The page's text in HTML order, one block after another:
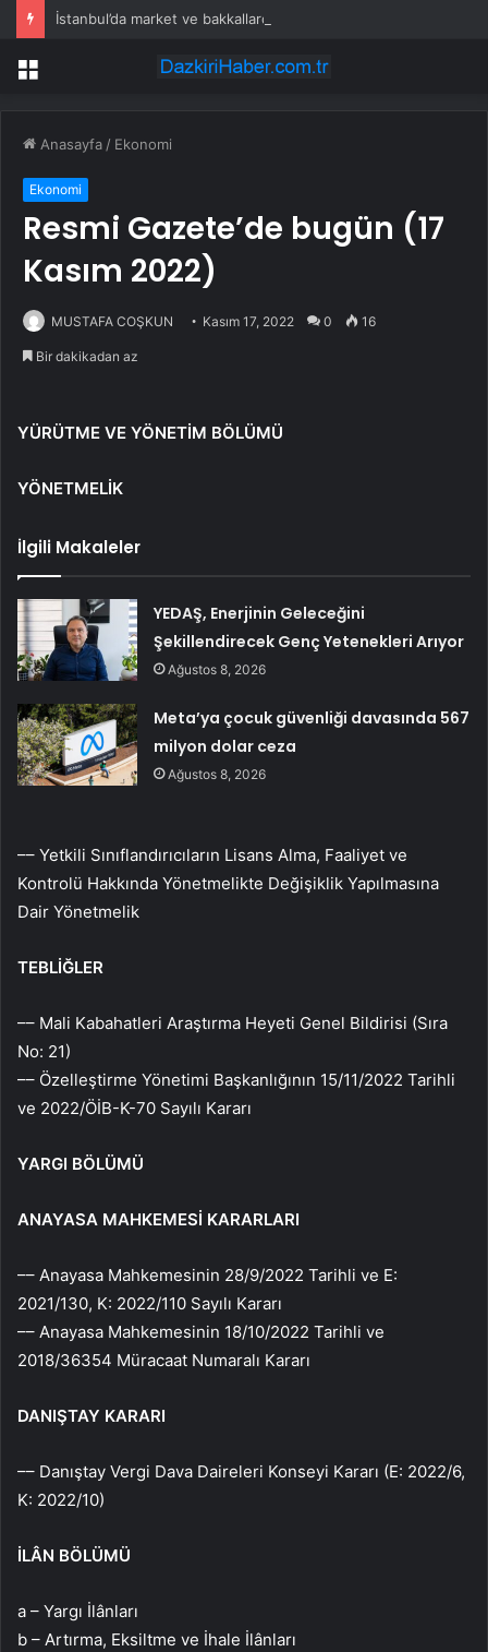
Menü
Anasayfa / Ekonomi
Ekonomi
Resmi Gazete’de bugün (17
Kasım 2022)
MUSTAFA COŞKUN Kasım 17, 2022 0 16
Bir dakikadan az
YÜRÜTME VE YÖNETİM BÖLÜMÜ
YÖNETMELİK
İlgili Makaleler
YEDAŞ, Enerjinin Geleceğini
Şekillendirecek Genç Yetenekleri Arıyor
Ağustos 8, 2026
Meta’ya çocuk güvenliği davasında 567
milyon dolar ceza
Ağustos 8, 2026
–– Yetkili Sınıflandırıcıların Lisans Alma, Faaliyet ve
Kontrolü Hakkında Yönetmelikte Değişiklik Yapılmasına
Dair Yönetmelik
TEBLİĞLER
–– Mali Kabahatleri Araştırma Heyeti Genel Bildirisi (Sıra
No: 21)
–– Özelleştirme Yönetimi Başkanlığının 15/11/2022 Tarihli
ve 2022/ÖİB-K-70 Sayılı Kararı
YARGI BÖLÜMÜ
ANAYASA MAHKEMESİ KARARLARI
–– Anayasa Mahkemesinin 28/9/2022 Tarihli ve E:
2021/130, K: 2022/110 Sayılı Kararı
–– Anayasa Mahkemesinin 18/10/2022 Tarihli ve
2018/36354 Müracaat Numaralı Kararı
DANIŞTAY KARARI
–– Danıştay Vergi Dava Daireleri Konseyi Kararı (E: 2022/6,
K: 2022/10)
İLÂN BÖLÜMÜ
a – Yargı İlânları
b – Artırma, Eksiltme ve İhale İlânları